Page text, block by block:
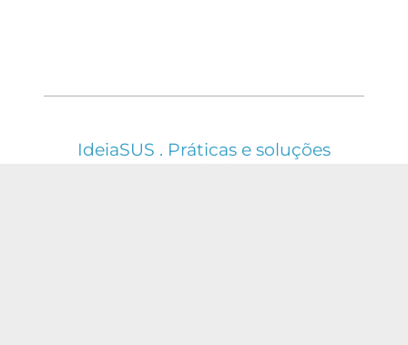
IdeiaSUS . Práticas e soluções